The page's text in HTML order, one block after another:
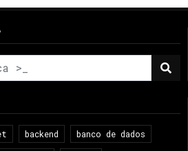
backend banco de dados